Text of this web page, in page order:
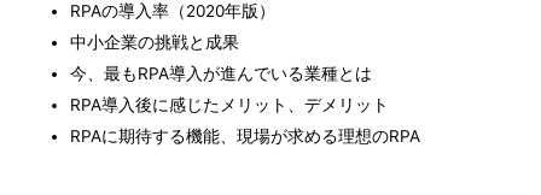
RPAの導入率（2020年版）
中小企業の挑戦と成果
今、最もRPA導入が進んでいる業種とは
RPA導入後に感じたメリット、デメリット
RPAに期待する機能、現場が求める理想のRPA